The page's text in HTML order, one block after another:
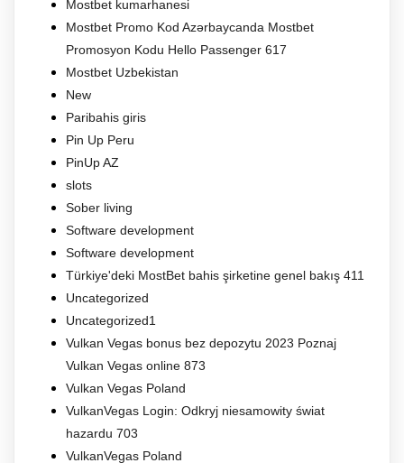
Mostbet kumarhanesi
Mostbet Promo Kod Azərbaycanda Mostbet
Promosyon Kodu Hello Passenger 617
Mostbet Uzbekistan
New
Paribahis giris
Pin Up Peru
PinUp AZ
slots
Sober living
Software development
Software development
Türkiye'deki MostBet bahis şirketine genel bakış 411
Uncategorized
Uncategorized1
Vulkan Vegas bonus bez depozytu 2023 Poznaj
Vulkan Vegas online 873
Vulkan Vegas Poland
VulkanVegas Login: Odkryj niesamowity świat
hazardu 703
VulkanVegas Poland